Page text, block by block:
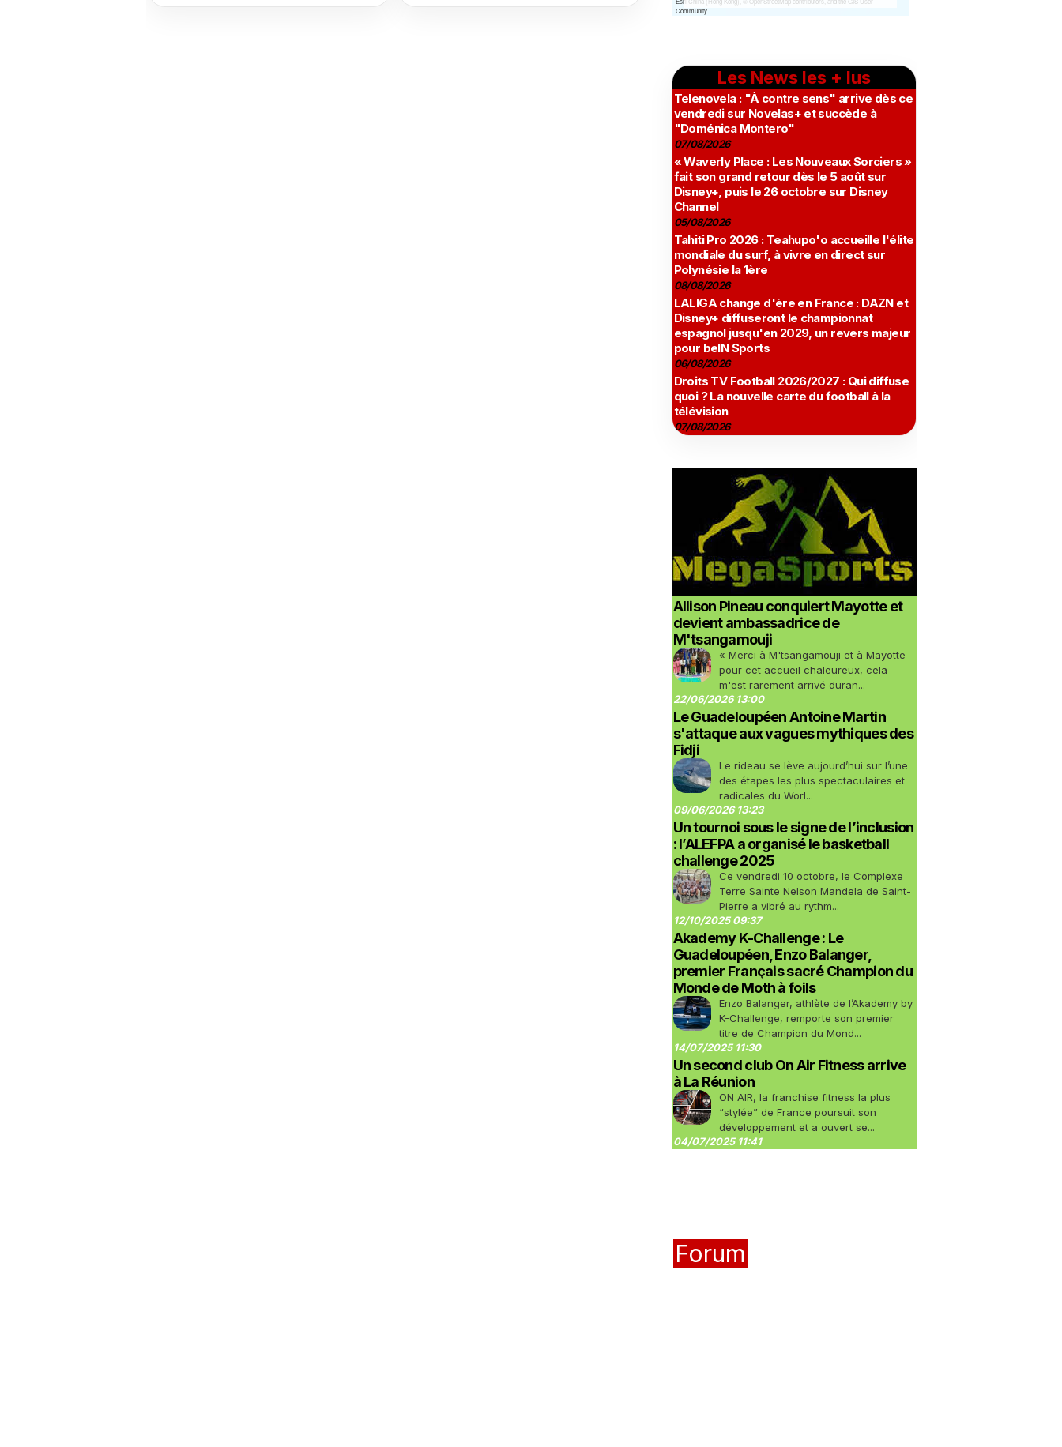
Les News les + lus
Telenovela : "À contre sens" arrive dès ce
vendredi sur Novelas+ et succède à
"Doménica Montero"
07/08/2026
« Waverly Place : Les Nouveaux Sorciers »
fait son grand retour dès le 5 août sur
Disney+, puis le 26 octobre sur Disney
Channel
05/08/2026
Tahiti Pro 2026 : Teahupo'o accueille l'élite
mondiale du surf, à vivre en direct sur
Polynésie la 1ère
08/08/2026
LALIGA change d'ère en France : DAZN et
Disney+ diffuseront le championnat
espagnol jusqu'en 2029, un revers majeur
pour beIN Sports
06/08/2026
Droits TV Football 2026/2027 : Qui diffuse
quoi ? La nouvelle carte du football à la
télévision
07/08/2026
Allison Pineau conquiert Mayotte et
devient ambassadrice de
M'tsangamouji
« Merci à M'tsangamouji et à Mayotte
pour cet accueil chaleureux, cela
m'est rarement arrivé duran...
22/06/2026 13:00
Le Guadeloupéen Antoine Martin
s'attaque aux vagues mythiques des
Fidji
Le rideau se lève aujourd’hui sur l’une
des étapes les plus spectaculaires et
radicales du Worl...
09/06/2026 13:23
Un tournoi sous le signe de l’inclusion
: l’ALEFPA a organisé le basketball
challenge 2025
Ce vendredi 10 octobre, le Complexe
Terre Sainte Nelson Mandela de Saint-
Pierre a vibré au rythm...
12/10/2025 09:37
Akademy K-Challenge : Le
Guadeloupéen, Enzo Balanger,
premier Français sacré Champion du
Monde de Moth à foils
Enzo Balanger, athlète de l’Akademy by
K-Challenge, remporte son premier
titre de Champion du Mond...
14/07/2025 11:30
Un second club On Air Fitness arrive
à La Réunion
ON AIR, la franchise fitness la plus
“stylée” de France poursuit son
développement et a ouvert se...
04/07/2025 11:41
Forum